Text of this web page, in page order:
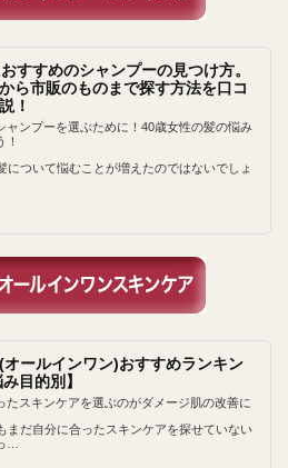
すすめのシャンプーの見つけ方。
ら市販のものまで探す方法を口コ
！
ャンプーを選ぶために！40歳女性の髪の悩み
について悩むことが増えたのではないでしょ
オールインワン)おすすめランキン
目的別】
たスキンケアを選ぶのがダメージ肌の改善に
まだ自分に合ったスキンケアを探せていない
…